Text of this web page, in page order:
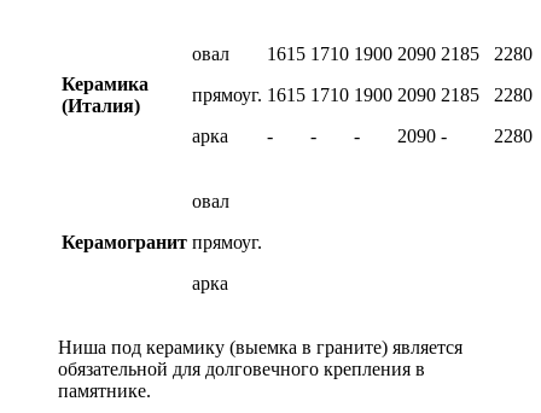
Керамика
(Италия)
овал
прямоуг.
арка
1615
1615
-
1710
1710
-
1900
1900
-
2090
2090
2090
2185
2185
-
2280
2280
2280
Керамогранит
овал
прямоуг.
арка
Ниша под керамику (выемка в граните) является
обязательной для долговечного крепления в
памятнике.